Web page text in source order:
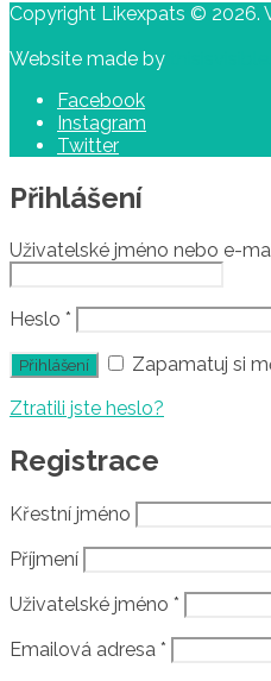
Copyright Likexpats © 2026.
Website made by
Facebook
Instagram
Twitter
Přihlášení
Uživatelské jméno nebo e-
Heslo *
Zapamatuj si
Ztratili jste heslo?
Registrace
Křestní jméno
Příjmení
Uživatelské jméno *
Emailová adresa *